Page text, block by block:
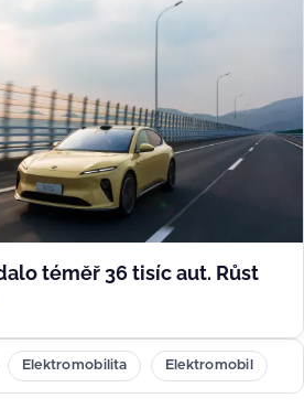
téměř 36 tisíc aut. Růst
Elektromobilita Elektromobil